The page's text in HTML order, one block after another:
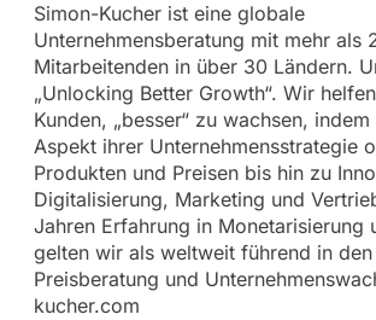
Simon-Kucher ist eine globale
Unternehmensberatung mit mehr als
Mitarbeitenden in über 30 Ländern.
„Unlocking Better Growth“. Wir
Kunden, „besser“ zu wachsen,
Aspekt ihrer Unternehmensstrategie
Produkten und Preisen bis hin zu
Digitalisierung, Marketing und
Jahren Erfahrung in Monetarisierung
gelten wir als weltweit führend in den
Preisberatung und
kucher.com